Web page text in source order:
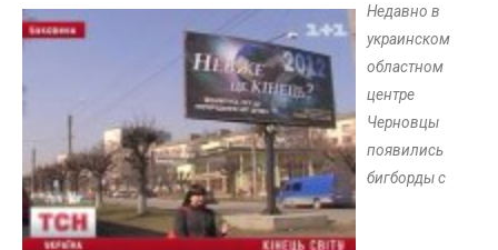
Недавно в
украинском
областном
центре
Черновцы
появились
бигборды с